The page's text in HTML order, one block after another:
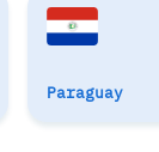
Paraguay